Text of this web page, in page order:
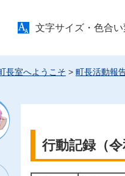
文字サイズ・色合い
長室へようこそ > 町長活動報
行動記録（令